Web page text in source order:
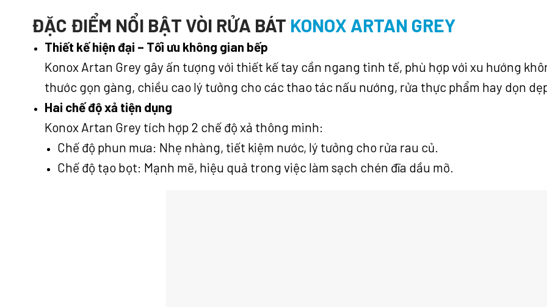
ĐẶC ĐIỂM NỔI BẬT VÒI RỬA BÁT KONOX ARTAN GREY
Thiết kế hiện đại – Tối ưu không gian bếp
Konox Artan Grey gây ấn tượng với thiết kế tay cần ngang tinh tế, phù hợp với xu hướng
thước gọn gàng, chiều cao lý tưởng cho các thao tác nấu nướng, rửa thực phẩm hay dọn
Hai chế độ xả tiện dụng
Konox Artan Grey tích hợp 2 chế độ xả thông minh:
Chế độ phun mưa: Nhẹ nhàng, tiết kiệm nước, lý tưởng cho rửa rau củ.
Chế độ tạo bọt: Mạnh mẽ, hiệu quả trong việc làm sạch chén đĩa dầu mỡ.